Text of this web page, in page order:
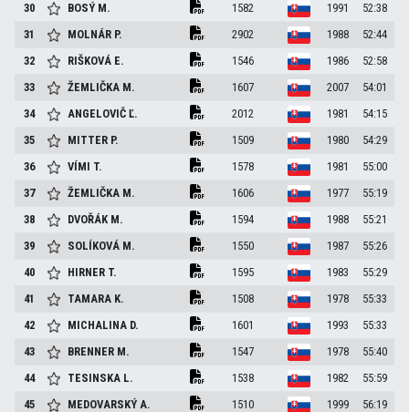
30
BOSÝ M. 1582 1991
52:38
31
MOLNÁR P. 2902 1988
52:44
32
RIŠKOVÁ E. 1546 1986
52:58
33
ŽEMLIČKA M. 1607 2007
54:01
34
ANGELOVIČĽ. 2012 1981
54:15
35
MITTER P. 1509 1980
54:29
36
VÍMI T. 1578 1981
55:00
37
ŽEMLIČKA M. 1606 1977
55:19
38
DVOŘÁK M. 1594 1988
55:21
39
SOLÍKOVÁ M. 1550 1987
55:26
40
HIRNER T. 1595 1983
55:29
41
TAMARA K. 1508 1978
55:33
42
MICHALINA D. 1601 1993
55:33
43
BRENNER M. 1547 1978
55:40
44
TESINSKA L. 1538 1982
55:59
45
MEDOVARSKÝA. 1510 1999
56:19